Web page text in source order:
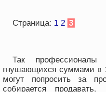
Страница: 1 2 3
Так
гнушающихся суммами в
могут попросить за
собирается